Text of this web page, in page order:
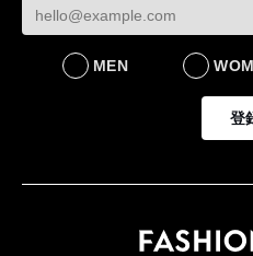
MEN
登